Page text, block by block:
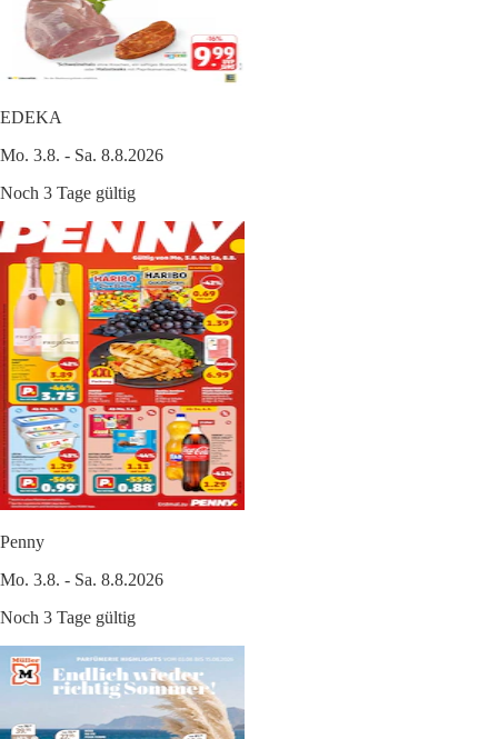
EDEKA
Mo. 3.8. - Sa. 8.8.2026
Noch 3 Tage gültig
Penny
Mo. 3.8. - Sa. 8.8.2026
Noch 3 Tage gültig